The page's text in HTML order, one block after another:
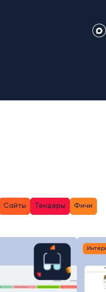
Сайты Тендеры Фичи